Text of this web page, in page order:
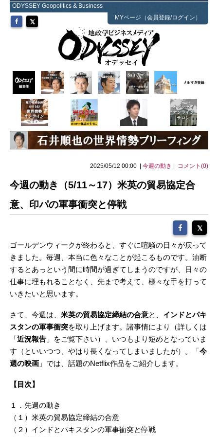
ODYSSEY Geopolitics & Business
MYページ（会員登録/ログイン）
2025/05/12 00:00 | 今週の動き コメント(0)
今週の動き（5/11～17）米英の貿易協定合
意、印パの軍事衝突と停戦
ゴールデンウィークが終わると、すぐに喧騒の日々が戻って
きました。毎週、本当に色々なことが起こるものです。油断
するとあっという間に時間が過ぎてしまうのですが、日々の
仕事に埋もれることなく、先まで考えて、様々な手を打って
いきたいと思います。
さて、今週は、 米英の貿易協定締結の合意と、 インドとパキ
スタンの軍事衝突を取り上げます。諸事情により（詳しくは
「近況報告 」をご覧下さい）、いつもより短めとなっていま
す（といいつつ、やはり長くなってしまいましたが）。「今
週の映画 」では、話題のNetflix作品をご紹介します。
【目次】
１．先週の動き
（１）米英の貿易協定締結の合意
（２）インドとパキスタンの軍事衝突と停戦